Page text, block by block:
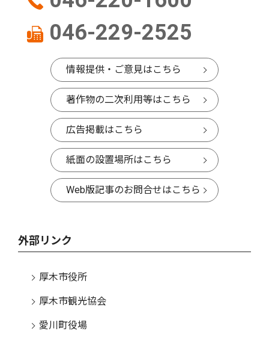
046-229-2525
情報提供・ご意見はこちら
著作物の二次利用等はこちら
広告掲載はこちら
紙面の設置場所はこちら
Web版記事のお問合せはこちら
外部リンク
厚木市役所
厚木市観光協会
愛川町役場